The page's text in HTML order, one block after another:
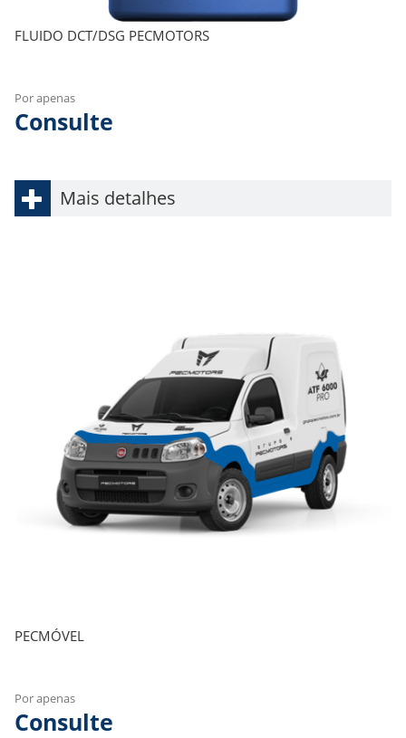
FLUIDO DCT/DSG PECMOTORS
Por apenas
Consulte
Mais detalhes
PECMÓVEL
Por apenas
Consulte